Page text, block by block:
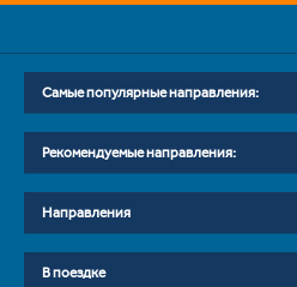
Самые популярные направления:
Рекомендуемые направления:
Направления
В поездке